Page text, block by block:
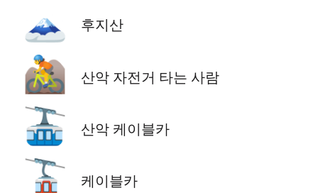
🗻 후지산
🚵 산악 자전거 타는 사람
🚠 산악 케이블카
🚡 케이블카